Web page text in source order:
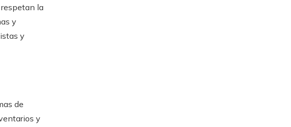
la
y
y
de
y